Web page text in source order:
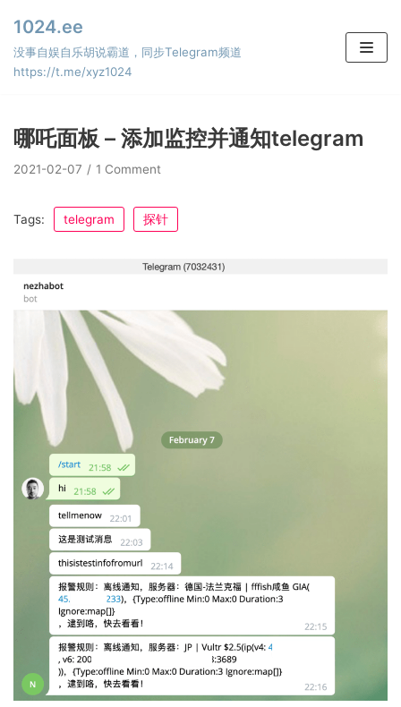
Skip
to
content
1024.ee
没事自娱自乐胡说霸道，同步Telegram频道
https://t.me/xyz1024
哪吒面板 – 添加监控并通知telegram
2021-02-07 1 Comment
Tags: telegram 探针